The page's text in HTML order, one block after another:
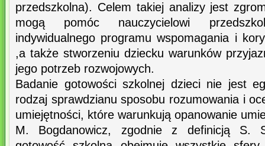
przedszkolna). Celem takiej analizy jest
mogą pomóc nauczycielowi
indywidualnego programu wspomagania i
,a także stworzeniu dziecku warunków
jego potrzeb rozwojowych.
Badanie gotowości szkolnej dzieci nie jest
rodzaj sprawdzianu sposobu rozumowania i
umiejętności, które warunkują opanowanie
M. Bogdanowicz, zgodnie z definicją S.